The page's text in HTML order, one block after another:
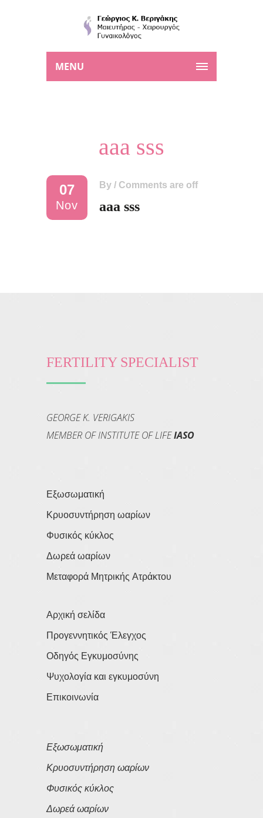
MENU
aaa sss
07
Nov
By / Comments are off
aaa sss
FERTILITY SPECIALIST
GEORGE K. VERIGAKIS
MEMBER OF INSTITUTE OF LIFEIASO
Εξωσωματική
Κρυοσυντήρηση ωαρίων
Φυσικός κύκλος
Δωρεά ωαρίων
Μεταφορά Μητρικής Ατράκτου
Αρχική σελίδα
Προγεννητικός Έλεγχος
Οδηγός Εγκυμοσύνης
Ψυχολογία και εγκυμοσύνη
Επικοινωνία
Εξωσωματική
Κρυοσυντήρηση ωαρίων
Φυσικός κύκλος
Δωρεά ωαρίων